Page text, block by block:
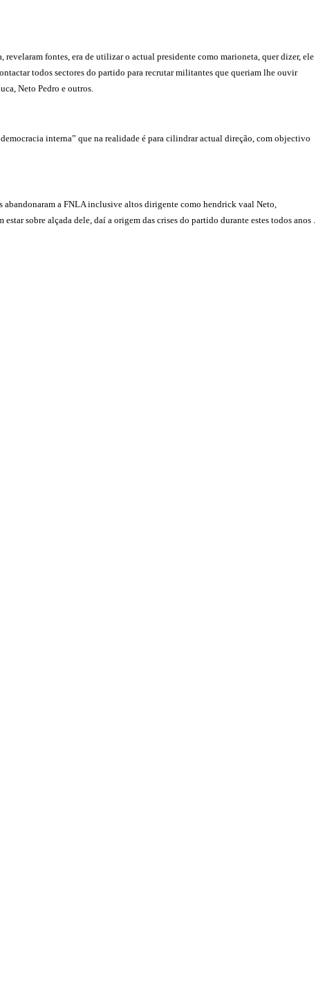
fontes, era de utilizar o actual presidente como marioneta, quer dizer, ele
todos sectores do partido para recrutar militantes que queriam lhe ouvir
Neto Pedro e outros.
interna” que na realidade é para cilindrar actual direção, com objectivo
a FNLA inclusive altos dirigente como hendrick vaal Neto,
sobre alçada dele, daí a origem das crises do partido durante estes todos anos .